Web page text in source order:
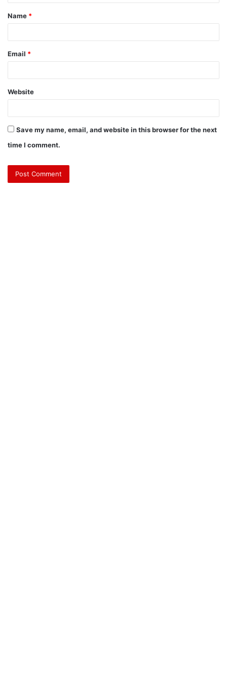
Name *
Email *
Website
Save my name, email, and website in this browser for the next
time I comment.